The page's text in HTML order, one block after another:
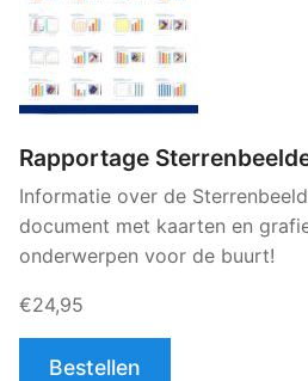
Rapportage
Informatie over de
document met kaarten en
onderwerpen voor de buurt!
€24,95
Bestellen